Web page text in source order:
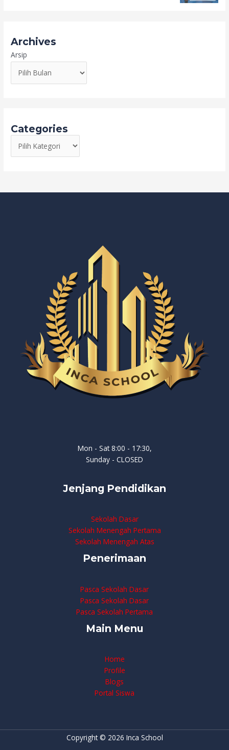
Archives
Arsip
Categories
Mon - Sat 8:00 - 17:30,
Sunday - CLOSED
Jenjang Pendidikan
Sekolah Dasar
Sekolah Menengah Pertama
Sekolah Menengah Atas
Penerimaan
Pasca Sekolah Dasar
Pasca Sekolah Dasar
Pasca Sekolah Pertama
Main Menu
Home
Profile
Blogs
Portal Siswa
Copyright © 2026 Inca School